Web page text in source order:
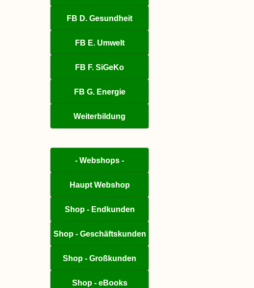
FB D. Gesundheit
FB E. Umwelt
FB F. SiGeKo
FB G. Energie
Weiterbildung
- Webshops -
Haupt Webshop
Shop - Endkunden
Shop - Geschäftskunden
Shop - Großkunden
Shop - eBooks